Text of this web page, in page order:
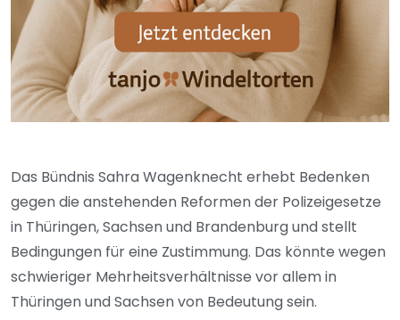
Das Bündnis Sahra Wagenknecht erhebt Bedenken
gegen die anstehenden Reformen der Polizeigesetze
in Thüringen, Sachsen und Brandenburg und stellt
Bedingungen für eine Zustimmung. Das könnte wegen
schwieriger Mehrheitsverhältnisse vor allem in
Thüringen und Sachsen von Bedeutung sein.